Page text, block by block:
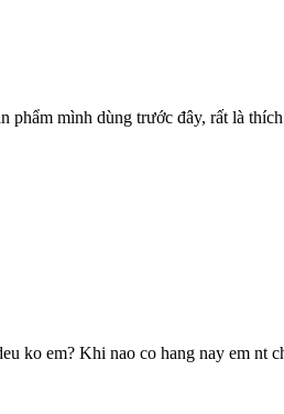
phẩm mình dùng trước đây, rất là
ko em? Khi nao co hang nay em